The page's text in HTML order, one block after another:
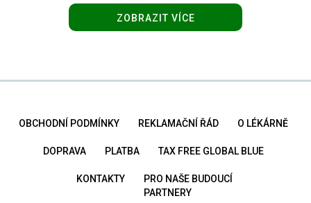
ZOBRAZIT VÍCE
OBCHODNÍ PODMÍNKY REKLAMAČNÍ ŘÁD O LÉKÁRNĚ
DOPRAVA PLATBA TAX FREE GLOBAL BLUE
KONTAKTY
PRO NAŠE BUDOUCÍ
PARTNERY